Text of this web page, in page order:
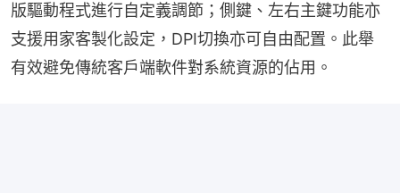
版驅動程式進行自定義調節；側鍵、左右主鍵功能亦
支援用家客製化設定，DPI切換亦可自由配置。此舉
有效避免傳統客戶端軟件對系統資源的佔用。